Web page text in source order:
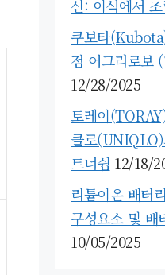
신: 이식에서
쿠보타
점 어그리로보
12/28/2025
토레이
클로
트너쉽 12/18/
리튬이온 배터
구성요소 및 배
10/05/2025